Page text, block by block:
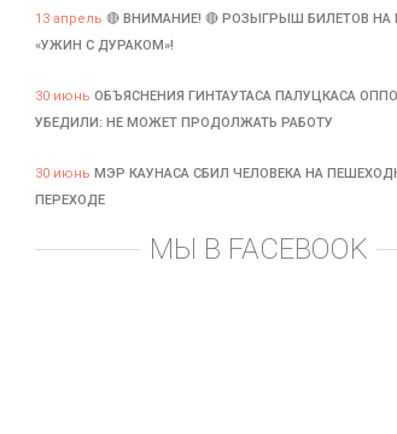
13 апрель 🔴 ВНИМАНИЕ! 🔴 РОЗЫГРЫШ БИЛЕТОВ
«УЖИН С ДУРАКОМ»!
30 июнь ОБЪЯСНЕНИЯ ГИНТАУТАСА ПАЛУЦКАСА
УБЕДИЛИ: НЕ МОЖЕТ ПРОДОЛЖАТЬ РАБОТУ
30 июнь МЭР КАУНАСА СБИЛ ЧЕЛОВЕКА НА
ПЕРЕХОДЕ
МЫ В FACEBOOK